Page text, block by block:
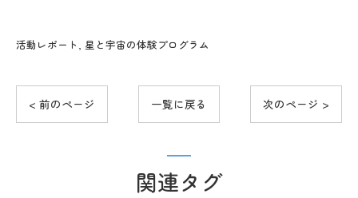
活動レポート 星と宇宙の体験プログラム
< 前のページ 一覧に戻る 次のページ >
関連タグ